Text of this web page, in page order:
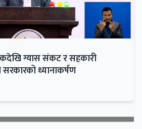
ग्यास संकट र सहकारी
ध्यानाकर्षण